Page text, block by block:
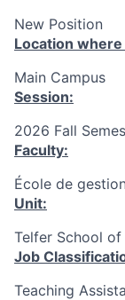
New Position
Location
Main Campus
Session:
2026 Fall
Faculty:
École de
Unit:
Telfer School of
Job
Teaching